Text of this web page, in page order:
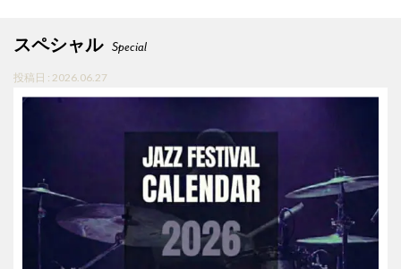
スペシャル Special
投稿日 : 2026.06.27